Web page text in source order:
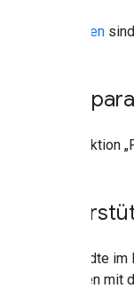
Ortstypen
Die Funktion
Die Städte
Abfragen mit